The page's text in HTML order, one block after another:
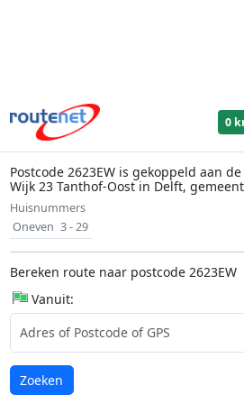
0
Postcode 2623EW is gekoppeld aan
Wijk 23 Tanthof-Oost in Delft,
Huisnummers
Oneven 3 - 29
Bereken route naar postcode 2623EW
Vanuit:
Laden...
Zoeken